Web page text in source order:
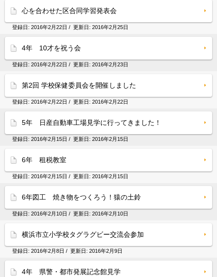
心を合わせた区合同学習発表会
登録日: 2016年2月22日 / 更新日: 2016年2月25日
4年 10才を祝う会
登録日: 2016年2月22日 / 更新日: 2016年2月23日
第2回 学校保健委員会を開催しました
登録日: 2016年2月22日 / 更新日: 2016年2月22日
5年 日産自動車工場見学に行ってきました！
登録日: 2016年2月15日 / 更新日: 2016年2月15日
6年 租税教室
登録日: 2016年2月15日 / 更新日: 2016年2月15日
6年図工 焼き物をつくろう！猿の土鈴
登録日: 2016年2月10日 / 更新日: 2016年2月10日
横浜市立小学校タグラグビー交流会参加
登録日: 2016年2月8日 / 更新日: 2016年2月9日
4年 県警・都市発展記念館見学